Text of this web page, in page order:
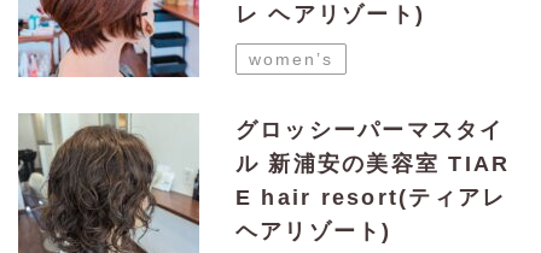
レ ヘアリゾート)
women’s
グロッシーパーマスタイ
ル 新浦安の美容室 TIAR
E hair resort(ティアレ
ヘアリゾート)